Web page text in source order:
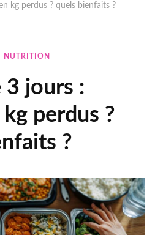
kg perdus ? quels bienfaits ?
NUTRITION
3 jours :
perdus ?
?